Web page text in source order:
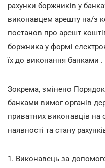
рахунки боржників у
виконавцем арешту на/з
постанов про арешт
боржника у формі
їх до виконання банками .
Зокрема, змінено
банками вимог органів
приватних виконавців на
наявності та стану
1. Виконавець за